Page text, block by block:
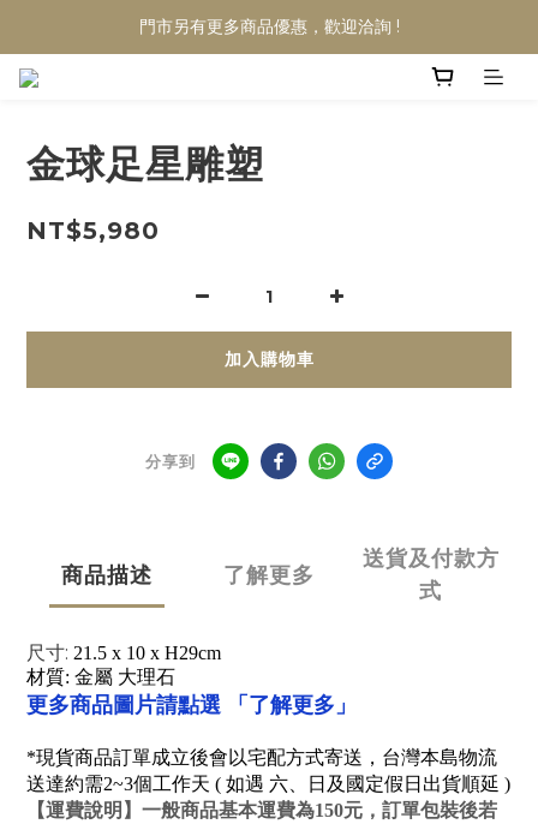
門市另有更多商品優惠，歡迎洽詢 !
金球足星雕塑
NT$5,980
加入購物車
分享到
商品描述 了解更多
送貨及付款方
式
尺寸: 21.5 x 10 x H29cm
材質: 金屬 大理石
更多商品圖片請點選 「了解更多」
*現貨商品訂單成立後會以宅配方式寄送，台灣本島物流
送達約需2~3個工作天 ( 如遇 六、日及國定假日出貨順延 )
【運費說明 】一般商品基本運費為150元，訂單包裝後若